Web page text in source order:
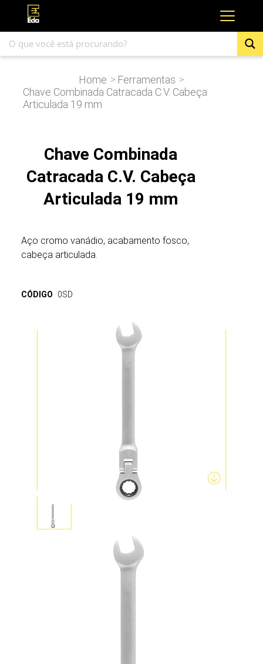
Home > Ferramentas >
Chave Combinada Catracada C.V. Cabeça
Articulada 19 mm
Chave Combinada
Catracada C.V. Cabeça
Articulada 19 mm
Aço cromo vanádio, acabamento fosco,
cabeça articulada.
CÓDIGO 0SD